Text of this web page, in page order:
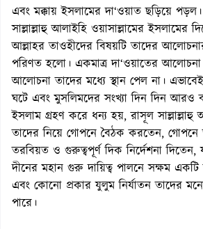
এবং মক্কায় ইসলামের দা‘ওয়াত ছড়িয়ে
সাল্লাল্লাহু আলাইহি ওয়াসাল্লামের ইসলামের
আল্লাহর তাওহীদের বিষয়টি তাদের
পরিণত হলো। একমাত্র দা‘ওয়াতের
আলোচনা তাদের মধ্যে স্থান পেল না।
ঘটে এবং মুসলিমদের সংখ্যা দিন দিন আরও
ইসলাম গ্রহণ করে ধন্য হয়, রাসূল সাল্লাল্লাহু
তাদের নিয়ে গোপনে বৈঠক করতেন, গোপনে
তরবিয়ত ও গুরুত্বপূর্ণ দিক নির্দেশনা দিতেন,
দীনের মহান গুরু দায়িত্ব পালনে সক্ষম
এবং কোনো প্রকার যুলুম নির্যাতন তাদের
পারে।